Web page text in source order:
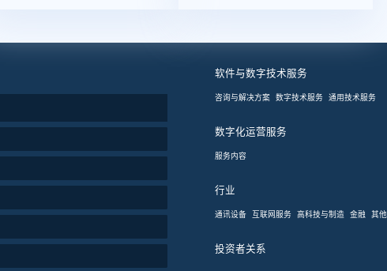
软件与数字技术服务
咨询与解决方案 数字技术服务 通用技术服务
数字化运营服务
服务内容
行业
通讯设备 互联网服务 高科技与制造 金融 其他
投资者关系